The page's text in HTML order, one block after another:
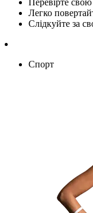
Перевірте
Легко
Слідкуйте за
Спорт